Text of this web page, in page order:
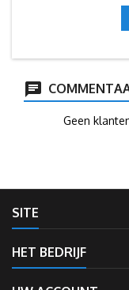
Geen
SITE
HET BEDRIJF